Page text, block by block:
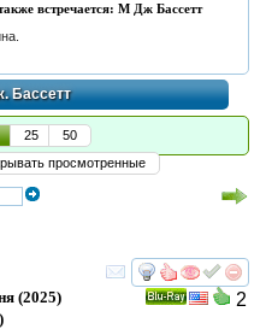
встречается: М Дж Бассетт
Бассетт
25
50
просмотренные
смотреть
2
(2025)
)